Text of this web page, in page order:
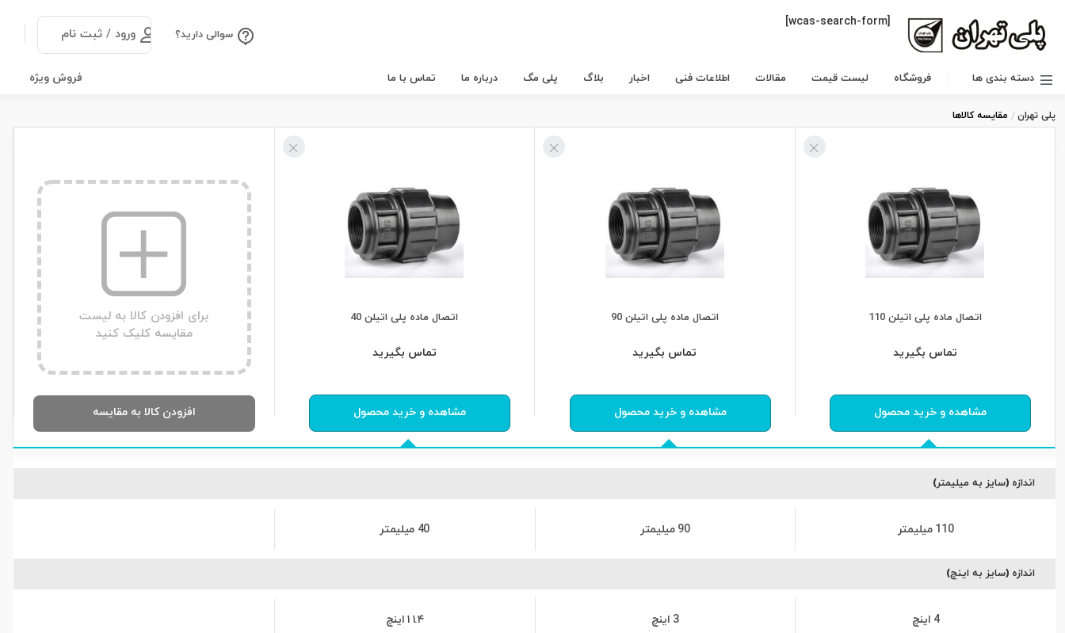
ورود / ثبت نام سوالی دارید؟
[wcas-search-form]
دسته بندی ها فروشگاه لیست قیمت مقالات اطلاعات فنی اخبار بلاگ پلی مگ درباره ما تماس با ما فروش ویژه
پلی تهران مقایسه کالاها
اتصال ماده پلی اتیلن 110
تماس بگیرید
مشاهده و خرید محصول
اتصال ماده پلی اتیلن 90
تماس بگیرید
مشاهده و خرید محصول
اتصال ماده پلی اتیلن 40
تماس بگیرید
مشاهده و خرید محصول
برای افزودن کالا به لیست
مقایسه کلیک کنید
افزودن کالا به مقایسه
اندازه (سایز به میلیمتر)
110 میلیمتر 90 میلیمتر 40 میلیمتر
اندازه (سایز به اینچ)
4 اینچ 3 اینچ ۱.۴ ۱ اینچ